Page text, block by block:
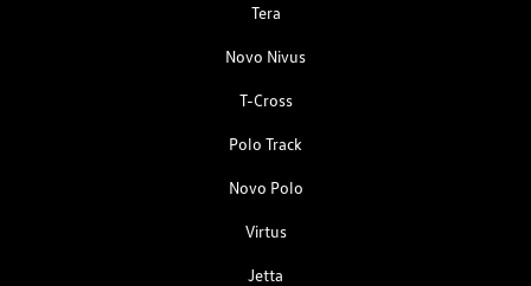
Tera
Novo Nivus
T-Cross
Polo Track
Novo Polo
Virtus
Jetta